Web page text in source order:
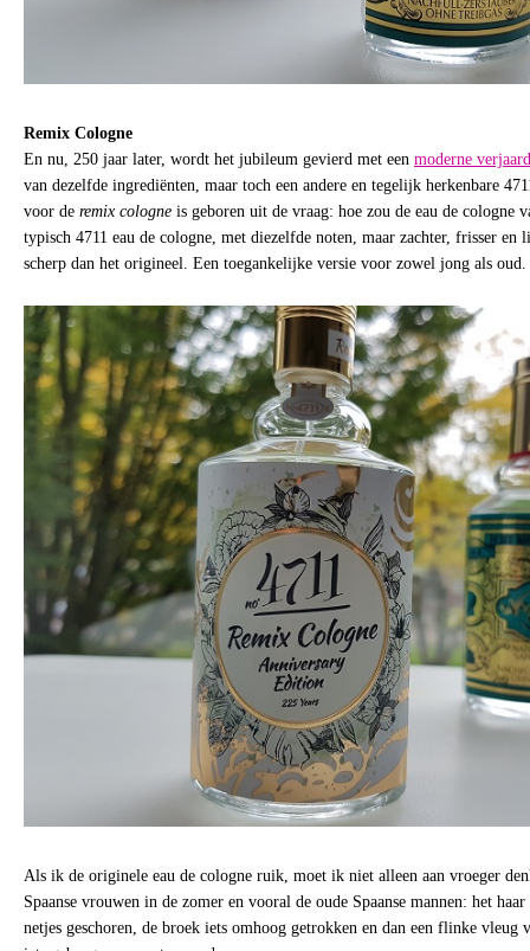
Remix Cologne
En nu, 250 jaar later, wordt het jubileum gevierd met een moderne
van dezelfde ingrediënten, maar toch een andere en tegelijk herkenbare
voor de remix cologne is geboren uit de vraag: hoe zou de eau de cologne
typisch 4711 eau de cologne, met diezelfde noten, maar zachter, frisser
scherp dan het origineel. Een toegankelijke versie voor zowel jong als oud.
Als ik de originele eau de cologne ruik, moet ik niet alleen aan vroeger
Spaanse vrouwen in de zomer en vooral de oude Spaanse mannen: het
netjes geschoren, de broek iets omhoog getrokken en dan een flinke vleug